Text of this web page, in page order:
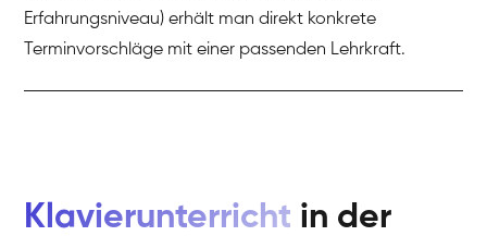
Erfahrungsniveau) erhält man direkt konkrete
Terminvorschläge mit einer passenden Lehrkraft.
Klavierunterricht in der